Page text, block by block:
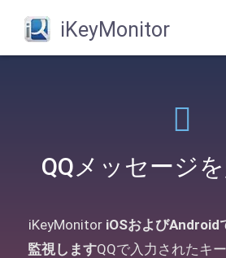
iKeyMonitor
QQメッセージ
iKeyMonitor iOSおよびAndroid
監視しますQQで入力されたキ